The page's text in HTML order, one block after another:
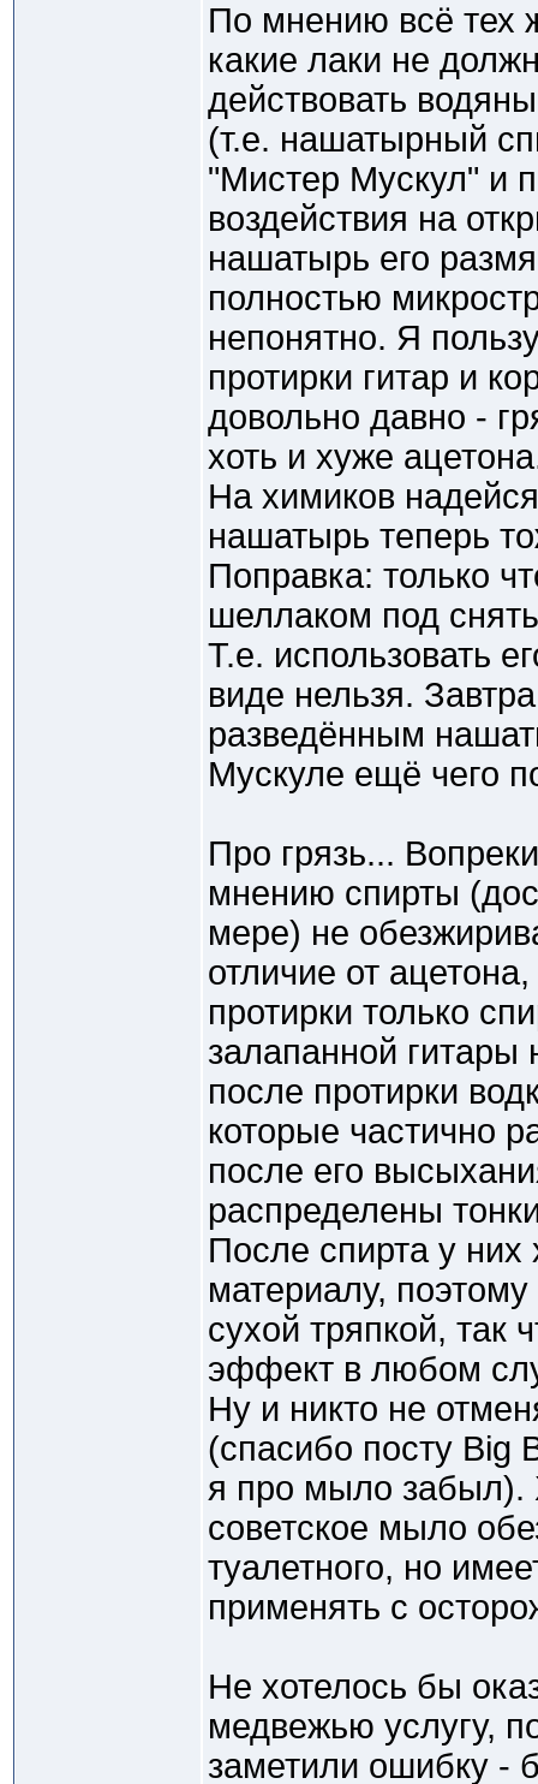
По мнению всё тех
какие лаки не
действовать
(т.е. нашатырный
"Мистер Мускул" и
воздействия на
нашатырь его
полностью
непонятно. Я
протирки гитар и
довольно давно -
хоть и хуже
На химиков
нашатырь теперь
Поправка: только
шеллаком под
Т.е. использовать
виде нельзя.
разведённым
Мускуле ещё чего
Про грязь...
мнению спирты
мере) не
отличие от
протирки только
залапанной гитары
после протирки
которые частично
после его
распределены
После спирта у них
материалу,
сухой тряпкой, так
эффект в любом
Ну и никто не
(спасибо посту Big
я про мыло забыл).
советское мыло
туалетного, но
применять с
Не хотелось бы
медвежью услугу,
заметили ошибку -